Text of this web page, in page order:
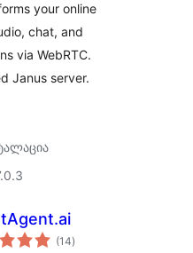
your online
chat, and
via WebRTC.
Janus server.
(14საერთო
რეიტინგი
)